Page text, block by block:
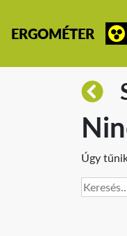
ERGOMÉTER
Úgy
Keresés: